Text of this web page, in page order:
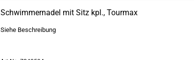
Schwimmernadel mit Sitz kpl., Tourmax
Siehe Beschreibung